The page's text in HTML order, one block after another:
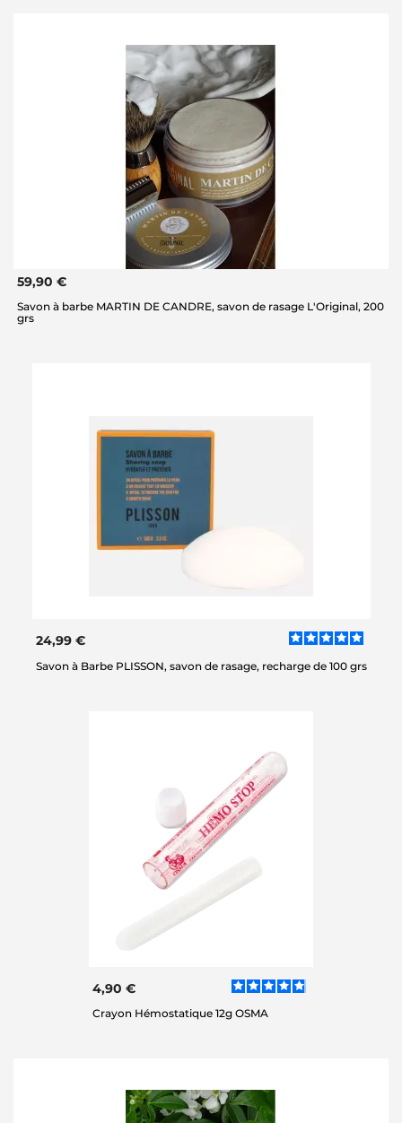
59,90 €
Savon à barbe MARTIN DE CANDRE, savon de rasage L'Original, 200
grs
24,99 €
Savon à Barbe PLISSON, savon de rasage, recharge de 100 grs
4,90 €
Crayon Hémostatique 12g OSMA